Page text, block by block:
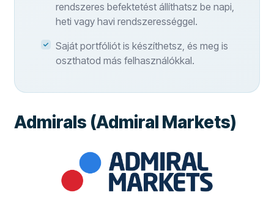
rendszeres befektetést állíthatsz be napi,
heti vagy havi rendszerességgel.
Saját portfóliót is készíthetsz, és meg is
oszthatod más felhasználókkal.
Admirals (Admiral Markets)